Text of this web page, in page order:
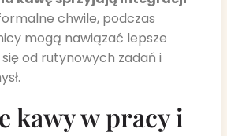
chwile, podczas
mogą nawiązać lepsze
od rutynowych zadań i
kawy w pracy i